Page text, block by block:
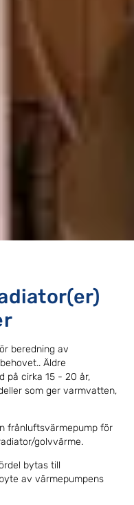
beredning av
Äldre
på cirka 15 - 20 år,
som ger varmvatten,
frånluftsvärmepump för
golvvärme.
bytas till
av värmepumpens